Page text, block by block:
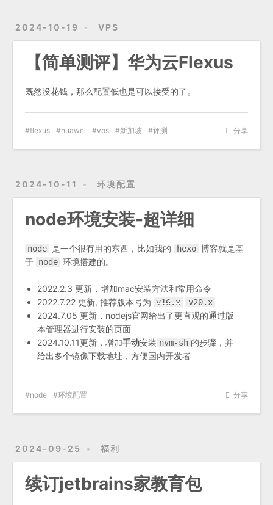
2024-10-19 VPS
【简单测评】华为云Flexus
既然没花钱，那么配置低也是可以接受的了。
分享
flexus huawei vps 新加坡 评测
2024-10-11 环境配置
node环境安装-超详细
node 是一个很有用的东西，比如我的 hexo 博客就是基
于 node 环境搭建的。
2022.2.3 更新，增加mac安装方法和常用命令
2022.7.22 更新, 推荐版本号为 v16.x v20.x
2024.7.05 更新，nodejs官网给出了更直观的通过版
本管理器进行安装的页面
2024.10.11更新，增加手动安装 nvm-sh 的步骤，并
给出多个镜像下载地址，方便国内开发者
分享
node 环境配置
2024-09-25 福利
续订jetbrains家教育包